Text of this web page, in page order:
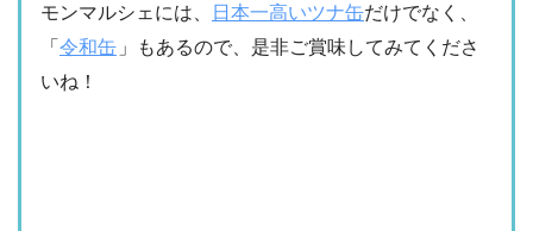
モンマルシェには、
日本一高いツナ缶だけでなく、
「 令和缶 」もあるので、是非ご賞味してみてくださ
いね！